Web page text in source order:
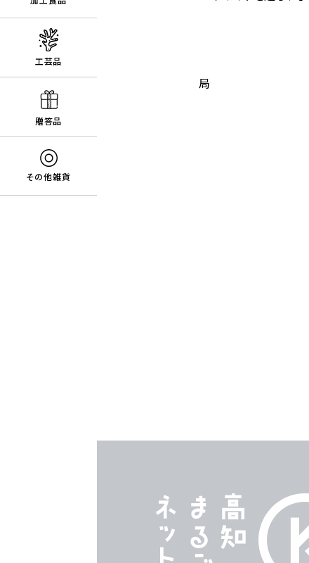
工芸品
贈答品
その他雑貨
高
局